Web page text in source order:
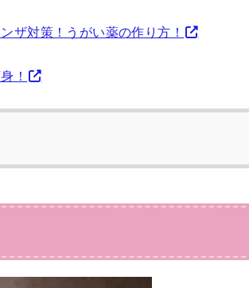
ザ対策！うがい薬の作り方！
！